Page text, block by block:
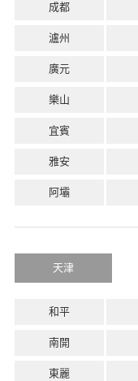
成都
瀘州
廣元
樂山
宜賓
雅安
阿壩
天津
和平
南開
東麗